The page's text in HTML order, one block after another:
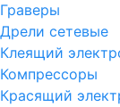
Граверы
Дрели сетевые
Клеящий
Компрессоры
Красящий